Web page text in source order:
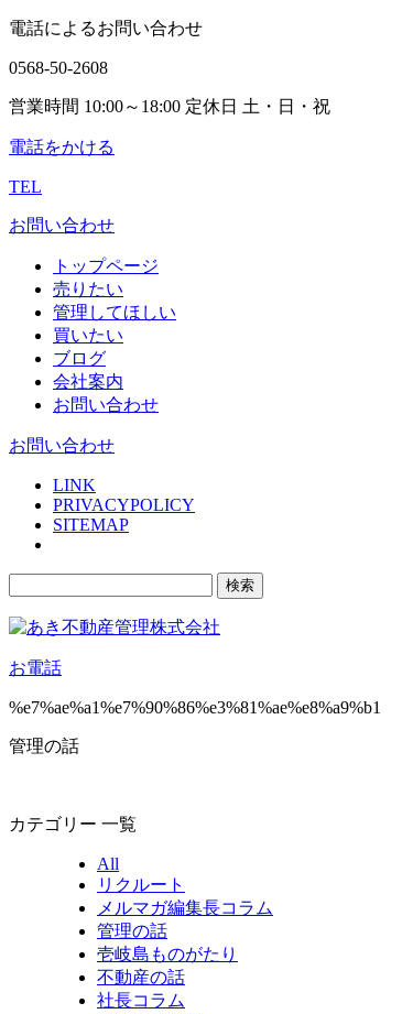
電話によるお問い合わせ
0568-50-2608
営業時間 10:00～18:00 定休日 土・日・祝
電話をかける
TEL
お問い合わせ
トップページ
売りたい
管理してほしい
買いたい
ブログ
会社案内
お問い合わせ
お問い合わせ
LINK
PRIVACYPOLICY
SITEMAP
お電話
%e7%ae%a1%e7%90%86%e3%81%ae%e8%a9%b1
管理の話
カテゴリー 一覧
All
リクルート
メルマガ編集長コラム
管理の話
壱岐島ものがたり
不動産の話
社長コラム